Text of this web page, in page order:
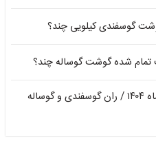
گوسفندی کیلویی چند؟
شده گوشت گوساله چند؟
قیمت گوشت قرمز امروز ۱۸ مهر ماه ۱۴۰۴ / ران گوسفندی و گوساله